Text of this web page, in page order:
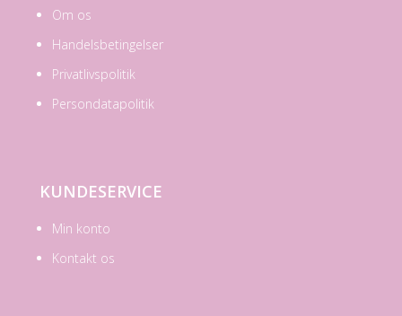
Om os
Handelsbetingelser
Privatlivspolitik
Persondatapolitik
KUNDESERVICE
Min konto
Kontakt os